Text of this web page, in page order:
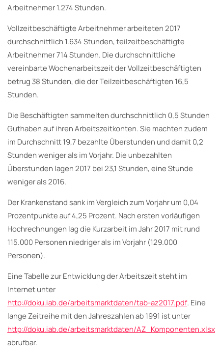
Arbeitnehmer 1.274 Stunden.
Vollzeitbeschäftigte Arbeitnehmer arbeiteten 2017
durchschnittlich 1.634 Stunden, teilzeitbeschäftigte
Arbeitnehmer 714 Stunden. Die durchschnittliche
vereinbarte Wochenarbeitszeit der Vollzeitbeschäftigten
betrug 38 Stunden, die der Teilzeitbeschäftigten 16,5
Stunden.
Die Beschäftigten sammelten durchschnittlich 0,5 Stunden
Guthaben auf ihren Arbeitszeitkonten. Sie machten zudem
im Durchschnitt 19,7 bezahlte Überstunden und damit 0,2
Stunden weniger als im Vorjahr. Die unbezahlten
Überstunden lagen 2017 bei 23,1 Stunden, eine Stunde
weniger als 2016.
Der Krankenstand sank im Vergleich zum Vorjahr um 0,04
Prozentpunkte auf 4,25 Prozent. Nach ersten vorläufigen
Hochrechnungen lag die Kurzarbeit im Jahr 2017 mit rund
115.000 Personen niedriger als im Vorjahr (129.000
Personen).
Eine Tabelle zur Entwicklung der Arbeitszeit steht im
Internet unter
http://doku.iab.de/arbeitsmarktdaten/tab-az2017.pdf. Eine
lange Zeitreihe mit den Jahreszahlen ab 1991 ist unter
http://doku.iab.de/arbeitsmarktdaten/AZ_Komponenten.xlsx
abrufbar.